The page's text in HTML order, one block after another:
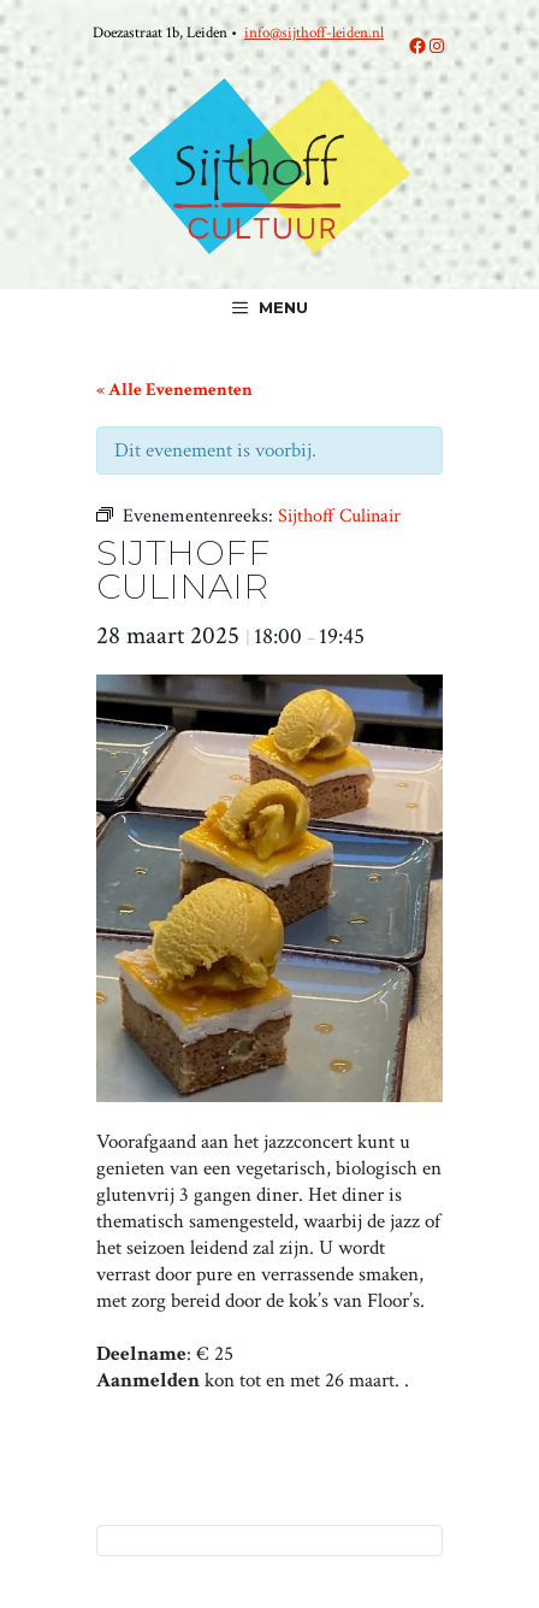
Ga
de
inhoud
Doezastraat 1b, Leiden • info@sijthoff-leiden.nl Facebook
Instagram
MENU
« Alle Evenementen
Dit evenement is voorbij.
Evenementenreeks: Sijthoff Culinair
SIJTHOFF
CULINAIR
28 maart 2025 18:00 – 19:45
Voorafgaand aan het jazzconcert kunt u
genieten van een vegetarisch, biologisch en
glutenvrij 3 gangen diner. Het diner is
thematisch samengesteld, waarbij de jazz of
het seizoen leidend zal zijn. U wordt
verrast door pure en verrassende smaken,
met zorg bereid door de kok’s van Floor’s.
Deelname: € 25
Aanmeldenkon tot en met 26 maart. .